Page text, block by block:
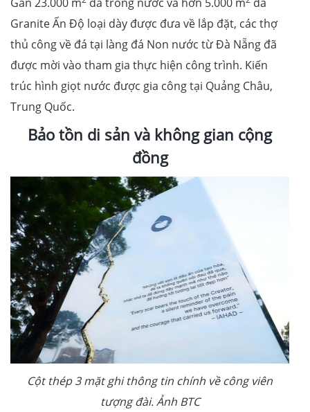
Gần 23.000 m đá trong nước và hơn 5.000 m đá
Granite Ấn Độ loại dày được đưa về lắp đặt, các thợ
thủ công về đá tại làng đá Non nước từ Đà Nẵng đã
được mời vào tham gia thực hiện công trình. Kiến
trúc hình giọt nước được gia công tại Quảng Châu,
Trung Quốc.
Bảo tồn di sản và không gian cộng
đồng
Cột thép 3 mặt ghi thông tin chính về công viên
tượng đài. Ảnh BTC